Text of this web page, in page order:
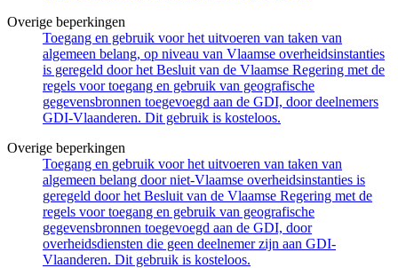
Overige beperkingen
Toegang en gebruik voor het uitvoeren van taken van
algemeen belang, op niveau van Vlaamse overheidsinstanties
is geregeld door het Besluit van de Vlaamse Regering met de
regels voor toegang en gebruik van geografische
gegevensbronnen toegevoegd aan de GDI, door deelnemers
GDI-Vlaanderen. Dit gebruik is kosteloos.
Overige beperkingen
Toegang en gebruik voor het uitvoeren van taken van
algemeen belang door niet-Vlaamse overheidsinstanties is
geregeld door het Besluit van de Vlaamse Regering met de
regels voor toegang en gebruik van geografische
gegevensbronnen toegevoegd aan de GDI, door
overheidsdiensten die geen deelnemer zijn aan GDI-
Vlaanderen. Dit gebruik is kosteloos.